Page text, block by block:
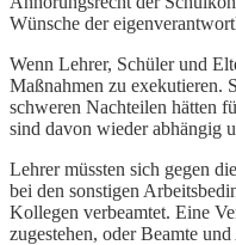
Wünsche der
Wenn Lehrer, Schüler und
Maßnahmen zu exekutieren.
schweren Nachteilen hätten
sind davon wieder abhängig
Lehrer müssten sich gegen
bei den sonstigen
Kollegen verbeamtet. Eine
zugestehen, oder Beamte